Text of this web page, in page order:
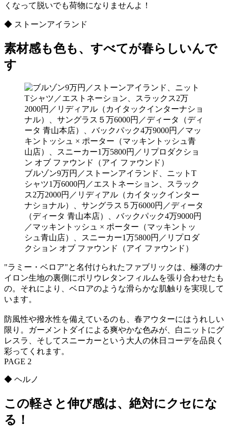
くなって脱いでも荷物になりませんよ！
◆ ストーンアイランド
素材感も色も、すべてが春らしいんで
す
ブルゾン9万円／ストーンアイランド、ニットT
シャツ1万6000円／エストネーション、スラック
ス2万2000円／リディアル（カイタックインター
ナショナル）、サングラス５万6000円／ディータ
（ディータ 青山本店）、バックパック4万9000円
／マッキントッシュ × ポーター（マッキントッ
シュ青山店）、スニーカー1万5800円／リプロダ
クション オブ ファウンド（アイ ファウンド）
"ラミー・ベロア"と名付けられたファブリックは、極薄のナ
イロン生地の裏側にポリウレタンフィルムを張り合わせたも
の。それにより、ベロアのような滑らかな肌触りを実現して
います。
防風性や撥水性を備えているのも、春アウターにはうれしい
限り。ガーメントダイによる爽やかな色みが、白ニットにグ
レスラ、そしてスニーカーという大人の休日コーデを品良く
彩ってくれます。
PAGE 2
◆ ヘルノ
この軽さと伸び感は、絶対にクセにな
る！